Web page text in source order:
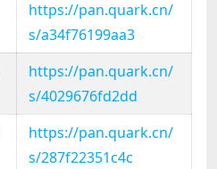
https://pan.quark.cn/
s/a34f76199aa3
https://pan.quark.cn/
s/4029676fd2dd
https://pan.quark.cn/
s/287f22351c4c